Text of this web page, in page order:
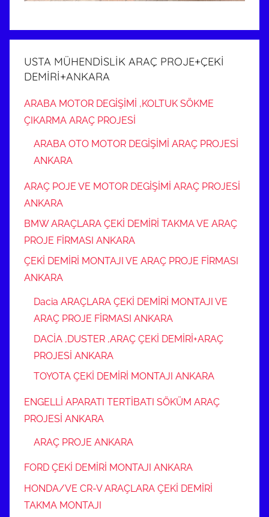
USTA MÜHENDİSLİK ARAÇ PROJE+ÇEKİ
DEMİRİ+ANKARA
ARABA MOTOR DEGİŞİMİ ,KOLTUK SÖKME
ÇIKARMA ARAÇ PROJESİ
ARABA OTO MOTOR DEGİŞİMİ ARAÇ PROJESİ
ANKARA
ARAÇ POJE VE MOTOR DEGİŞİMİ ARAÇ PROJESİ
ANKARA
BMW ARAÇLARA ÇEKİ DEMİRİ TAKMA VE ARAÇ
PROJE FİRMASI ANKARA
ÇEKİ DEMİRİ MONTAJI VE ARAÇ PROJE FİRMASI
ANKARA
Dacia ARAÇLARA ÇEKİ DEMİRİ MONTAJI VE
ARAÇ PROJE FİRMASI ANKARA
DACİA ,DUSTER ,ARAÇ ÇEKİ DEMİRİ+ARAÇ
PROJESİ ANKARA
TOYOTA ÇEKİ DEMİRİ MONTAJI ANKARA
ENGELLİ APARATI TERTİBATI SÖKÜM ARAÇ
PROJESİ ANKARA
ARAÇ PROJE ANKARA
FORD ÇEKİ DEMİRİ MONTAJI ANKARA
HONDA/VE CR-V ARAÇLARA ÇEKİ DEMİRİ
TAKMA MONTAJI